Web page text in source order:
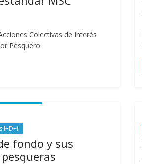
Colectivas de Interés
Pesquero
I+D+i
fondo y sus